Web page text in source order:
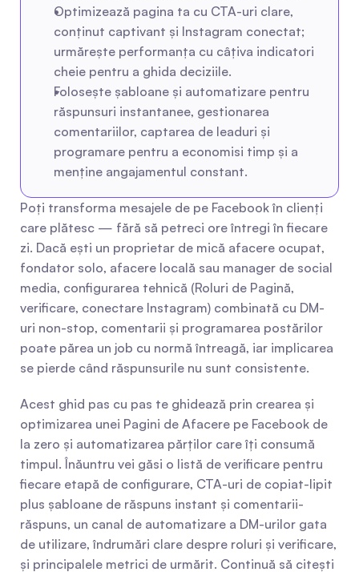
Optimizează pagina ta cu CTA-uri clare,
conținut captivant și Instagram conectat;
urmărește performanța cu câțiva indicatori
cheie pentru a ghida deciziile.
Folosește șabloane și automatizare pentru
răspunsuri instantanee, gestionarea
comentariilor, captarea de leaduri și
programare pentru a economisi timp și a
menține angajamentul constant.
Poți transforma mesajele de pe Facebook în clienți
care plătesc — fără să petreci ore întregi în fiecare
zi. Dacă ești un proprietar de mică afacere ocupat,
fondator solo, afacere locală sau manager de social
media, configurarea tehnică (Roluri de Pagină,
verificare, conectare Instagram) combinată cu DM-
uri non-stop, comentarii și programarea postărilor
poate părea un job cu normă întreagă, iar implicarea
se pierde când răspunsurile nu sunt consistente.
Acest ghid pas cu pas te ghidează prin crearea și
optimizarea unei Pagini de Afacere pe Facebook de
la zero și automatizarea părților care îți consumă
timpul. Înăuntru vei găsi o listă de verificare pentru
fiecare etapă de configurare, CTA-uri de copiat-lipit
plus șabloane de răspuns instant și comentarii-
răspuns, un canal de automatizare a DM-urilor gata
de utilizare, îndrumări clare despre roluri și verificare,
și principalele metrici de urmărit. Continuă să citești